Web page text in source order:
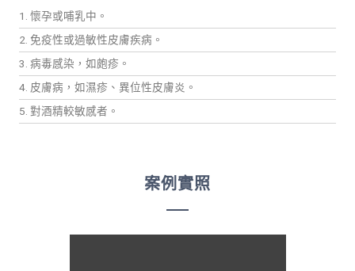
1. 懷孕或哺乳中。
2. 免疫性或過敏性皮膚疾病。
3. 病毒感染，如皰疹。
4. 皮膚病，如濕疹、異位性皮膚炎。
5. 對酒精較敏感者。
案例實照